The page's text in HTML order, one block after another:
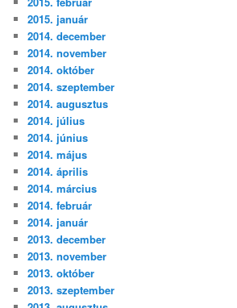
2015. január
2014. december
2014. november
2014. október
2014. szeptember
2014. augusztus
2014. július
2014. június
2014. május
2014. április
2014. március
2014. február
2014. január
2013. december
2013. november
2013. október
2013. szeptember